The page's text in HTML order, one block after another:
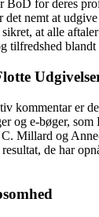
BoD for deres
det nemt at
at alle
tilfredshed blandt
kommentar er
og e-bøger, som
C. Millard og
de har